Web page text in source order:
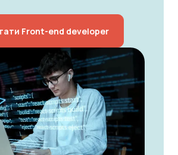
Front-end developer